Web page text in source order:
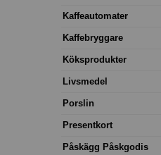
Kaffeautomater
Kaffebryggare
Köksprodukter
Livsmedel
Porslin
Presentkort
Påskägg Påskgodis